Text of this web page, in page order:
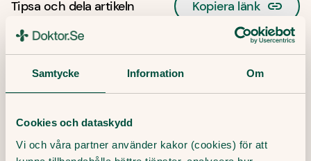
Samtycke Information Om
Cookies och dataskydd
Vi och våra partner använder kakor (cookies) för att
Tipsa och dela artikeln Kopiera länk
Ewa Lundborg Medicinsk redaktör
Filip Saxena Leg läkare, specialist i allmänmedicin